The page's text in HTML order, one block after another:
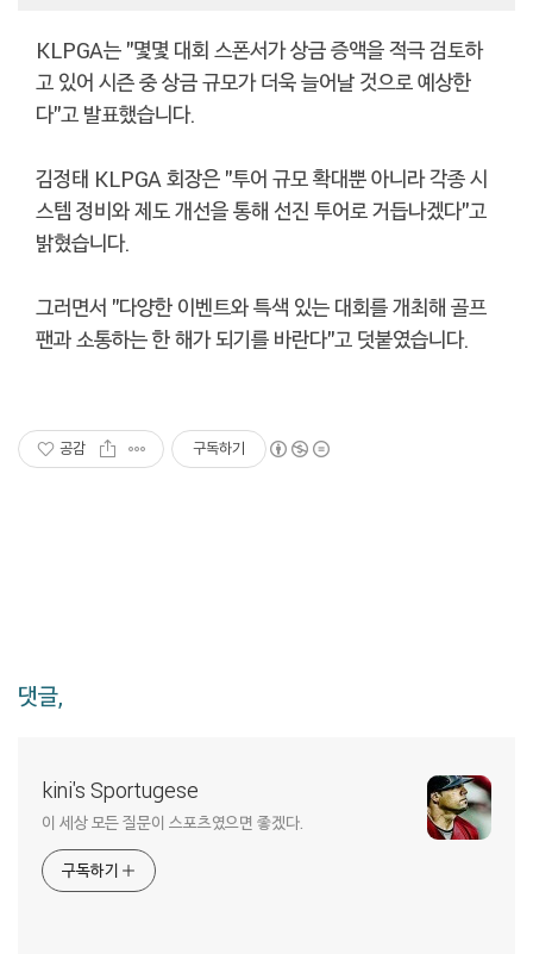
KLPGA는 "몇몇 대회 스폰서가 상금 증액을 적극 검토하
고 있어 시즌 중 상금 규모가 더욱 늘어날 것으로 예상한
다"고 발표했습니다.
김정태 KLPGA 회장은 "투어 규모 확대뿐 아니라 각종 시
스템 정비와 제도 개선을 통해 선진 투어로 거듭나겠다"고
밝혔습니다.
그러면서 "다양한 이벤트와 특색 있는 대회를 개최해 골프
팬과 소통하는 한 해가 되기를 바란다"고 덧붙였습니다.
공감 구독하기
댓글,
kini's Sportugese
이 세상 모든 질문이 스포츠였으면 좋겠다.
구독하기